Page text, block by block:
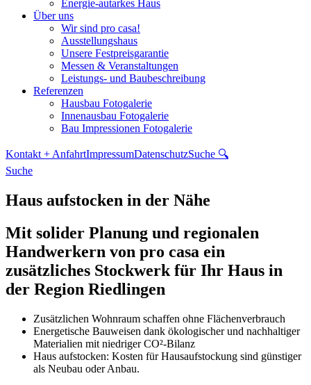
Energie-autarkes Haus
Über uns
Wir sind pro casa!
Ausstellungshaus
Unsere Festpreisgarantie
Messen & Veranstaltungen
Leistungs- und Baubeschreibung
Referenzen
Hausbau Fotogalerie
Innenausbau Fotogalerie
Bau Impressionen Fotogalerie
Kontakt + AnfahrtImpressumDatenschutzSuche 🔍
Suche
Haus aufstocken in der Nähe
Mit solider Planung und regionalen
Handwerkern von pro casa ein
zusätzliches Stockwerk für Ihr Haus in
der Region Riedlingen
Zusätzlichen Wohnraum schaffen ohne Flächenverbrauch
Energetische Bauweisen dank ökologischer und nachhaltiger
Materialien mit niedriger CO²-Bilanz
Haus aufstocken: Kosten für Hausaufstockung sind günstiger
als Neubau oder Anbau.